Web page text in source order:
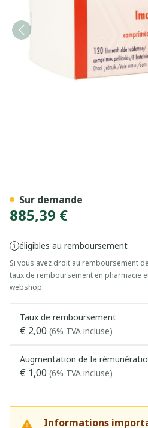
885,39 €
éligibles au remboursement
Si vous avez droit au remboursement
taux de remboursement en pharmacie
webshop.
Taux de remboursement
€ 2,00 (6% TVA incluse)
Augmentation de la
€ 1,00 (6% TVA incluse)
Informations
Sur demande